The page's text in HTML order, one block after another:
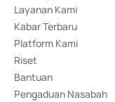
Layanan Kami
Kabar Terbaru
Platform Kami
Riset
Bantuan
Pengaduan Nasabah